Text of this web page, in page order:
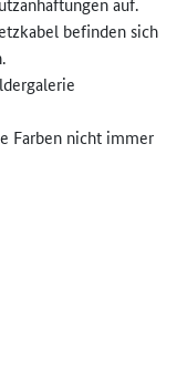
befinden sich
Farben nicht immer